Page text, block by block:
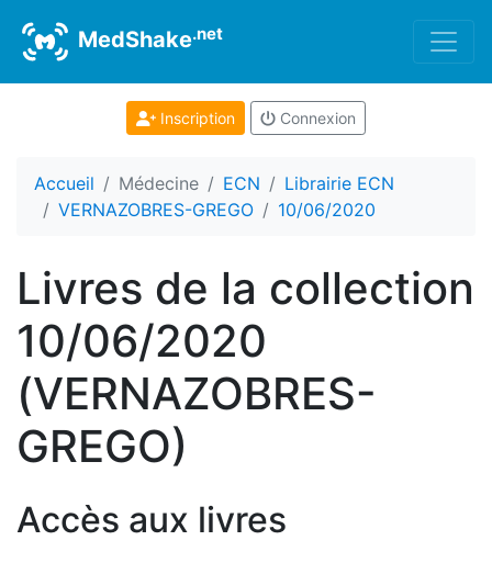
MedShake.net
Inscription Connexion
Accueil Médecine ECN
Librairie ECN
VERNAZOBRES-GREGO
10/06/2020
Livres de la collection
10/06/2020
(VERNAZOBRES-
GREGO)
Accès aux livres